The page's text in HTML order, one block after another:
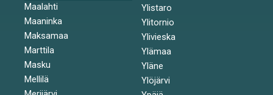
Maalahti
Maaninka
Maksamaa
Marttila
Masku
Mellilä
Ylistaro
Ylitornio
Ylivieska
Ylämaa
Yläne
Ylöjärvi